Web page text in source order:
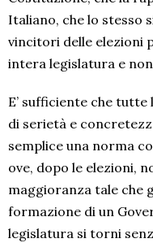
Italiano, che lo stesso
vincitori delle elezioni
intera legislatura e
E’ sufficiente che
di serietà e
semplice una norma
ove, dopo le elezioni,
maggioranza tale che
formazione di un
legislatura si torni